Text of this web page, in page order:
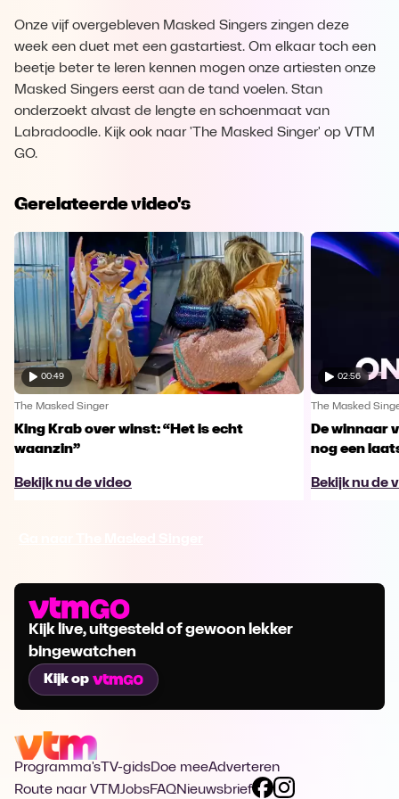
Onze vijf overgebleven Masked Singers zingen deze
week een duet met een gastartiest. Om elkaar toch een
beetje beter te leren kennen mogen onze artiesten onze
Masked Singers eerst aan de tand voelen. Stan
onderzoekt alvast de lengte en schoenmaat van
Labradoodle. Kijk ook naar 'The Masked Singer' op VTM
GO.
Gerelateerde video's
00:49
The Masked Singer
King Krab over winst: “Het is echt
waanzin”
Bekijk nu de video
02:56
The Masked
De winnaar
nog een
Bekijk nu de
Kijk live, uitgesteld of gewoon lekker
bingewatchen
Kijk op
Programma's TV-gidsDoe meeAdverteren
Route naar VTMJobsFAQNieuwsbrief